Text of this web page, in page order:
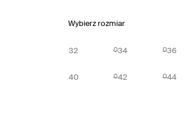
Wybierz rozmiar
32 34 36
40 42 44